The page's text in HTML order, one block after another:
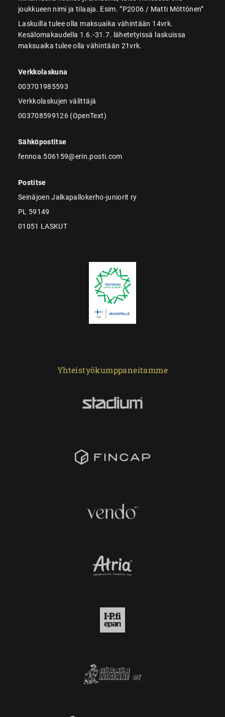
joukkueen nimi ja tilaaja. Esim. ”P2006 / Matti Möttönen”
Laskuilla tulee olla maksuaika vähintään 14vrk.
Kesälomakaudella 1.6.-31.7. lähetetyissä laskuissa
maksuaika tulee olla vähintään 21vrk.
Verkkolaskuna
003701985593
Verkkolaskujen välittäjä
003708599126 (OpenText)
Sähköpostitse
fennoa.506159@erin.posti.com
Postitse
Seinäjoen Jalkapallokerho-juniorit ry
PL 59149
01051 LASKUT
Yhteistyökumppaneitamme